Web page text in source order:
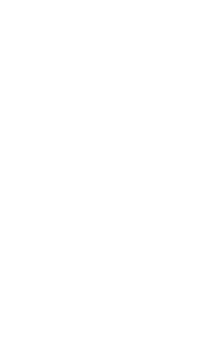
passief inkomen